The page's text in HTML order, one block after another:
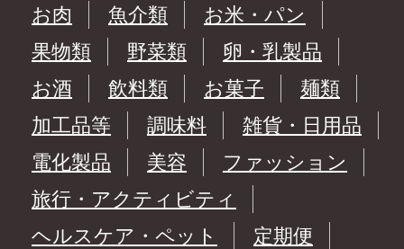
お肉
魚介類
お米・パン
果物類
野菜類
卵・乳製品
お酒
飲料類 お菓子
麺類
加工品等
調味料
雑貨・日用品
電化製品
美容
ファッション
旅行・アクティビティ
ヘルスケア・ペット
定期便